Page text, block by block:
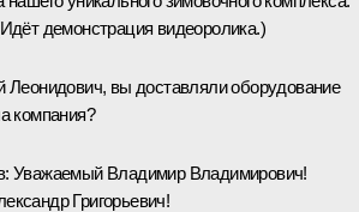
демонстрация видеоролика.)
Леонидович, вы доставляли оборудование
компания?
Уважаемый Владимир Владимирович!
Григорьевич!